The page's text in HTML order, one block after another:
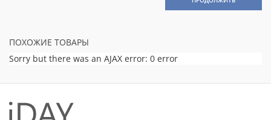
ПОХОЖИЕ ТОВАРЫ
Sorry but there was an AJAX error: 0 error